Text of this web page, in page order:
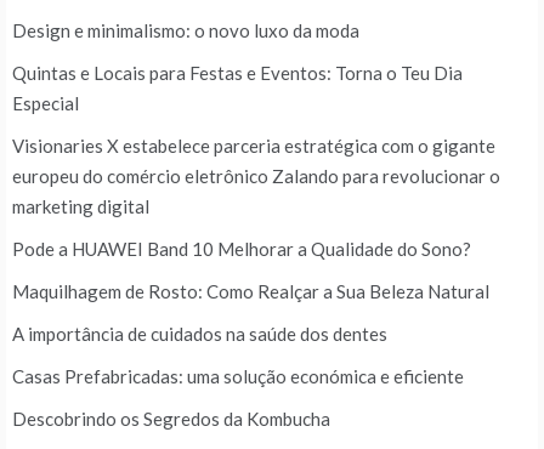
Design e minimalismo: o novo luxo da moda
Quintas e Locais para Festas e Eventos: Torna o Teu Dia
Especial
Visionaries X estabelece parceria estratégica com o gigante
europeu do comércio eletrônico Zalando para revolucionar o
marketing digital
Pode a HUAWEI Band 10 Melhorar a Qualidade do Sono?
Maquilhagem de Rosto: Como Realçar a Sua Beleza Natural
A importância de cuidados na saúde dos dentes
Casas Prefabricadas: uma solução económica e eficiente
Descobrindo os Segredos da Kombucha